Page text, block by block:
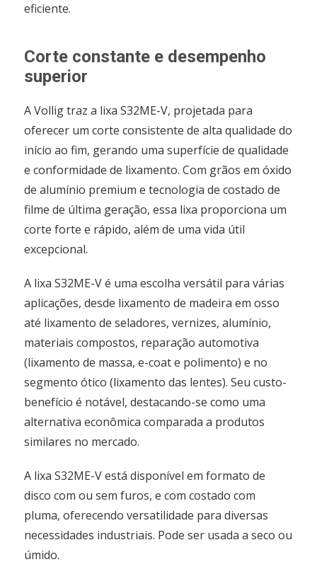
eficiente.
Corte constante e desempenho
superior
A Vollig traz a lixa S32ME-V, projetada para
oferecer um corte consistente de alta qualidade do
início ao fim, gerando uma superfície de qualidade
e conformidade de lixamento. Com grãos em óxido
de alumínio premium e tecnologia de costado de
filme de última geração, essa lixa proporciona um
corte forte e rápido, além de uma vida útil
excepcional.
A lixa S32ME-V é uma escolha versátil para várias
aplicações, desde lixamento de madeira em osso
até lixamento de seladores, vernizes, alumínio,
materiais compostos, reparação automotiva
(lixamento de massa, e-coat e polimento) e no
segmento ótico (lixamento das lentes). Seu custo-
benefício é notável, destacando-se como uma
alternativa econômica comparada a produtos
similares no mercado.
A lixa S32ME-V está disponível em formato de
disco com ou sem furos, e com costado com
pluma, oferecendo versatilidade para diversas
necessidades industriais. Pode ser usada a seco ou
úmido.